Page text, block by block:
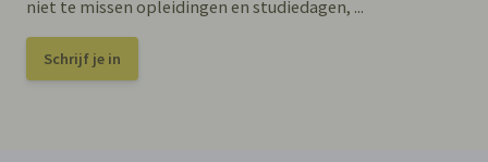
niet te missen opleidingen en studiedagen, ...
Schrijf je in